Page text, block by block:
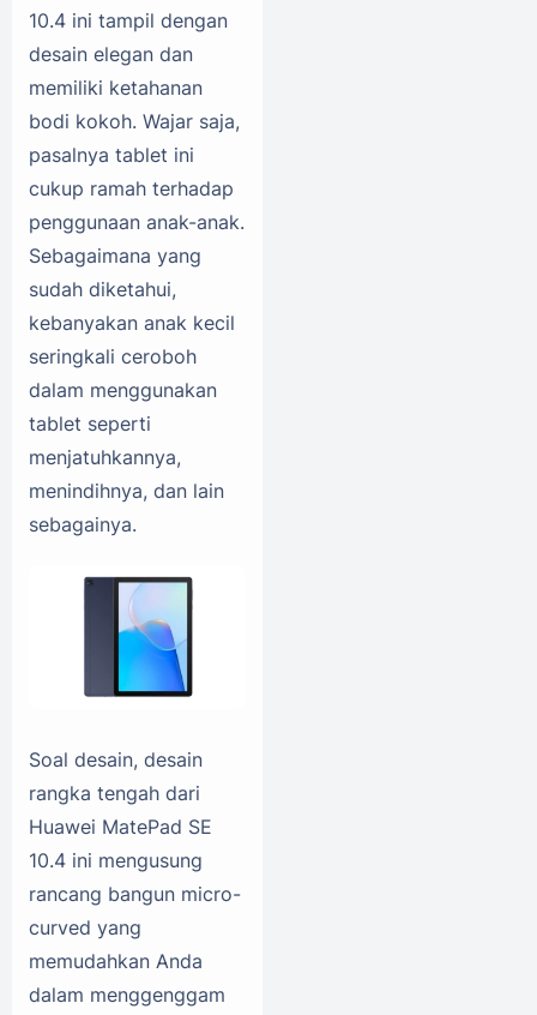
10.4 ini tampil dengan
desain elegan dan
memiliki ketahanan
bodi kokoh. Wajar saja,
pasalnya tablet ini
cukup ramah terhadap
penggunaan anak-anak.
Sebagaimana yang
sudah diketahui,
kebanyakan anak kecil
seringkali ceroboh
dalam menggunakan
tablet seperti
menjatuhkannya,
menindihnya, dan lain
sebagainya.
Soal desain, desain
rangka tengah dari
Huawei MatePad SE
10.4 ini mengusung
rancang bangun micro-
curved yang
memudahkan Anda
dalam menggenggam